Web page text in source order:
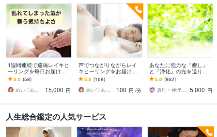
1週間連続で遠隔レイキヒ
ーリングを毎日お届けし
ます しっかり整う心地よ
い体験をしてみません
か？
5.0 (58)
めい♡あなたの陽だまりセラピスト
15,000 円
声でつながりながらレイ
キヒーリングをお届けし
ます 30分間♡心地よいレ
イキヒーリングを体験し
てみませんか？
5.0 (168)
めい♡あなたの陽だまりセラピスト
100 円 /分
あなたに強力な『癒し』
と『浄化』の光を送りま
す 辛い所があり、癒しを
求めている方へ※エネルギ
ーワーク各種対応
5.0 (862)
真理＝神理の伝達人
5,000 円
人生総合鑑定の人気サービス